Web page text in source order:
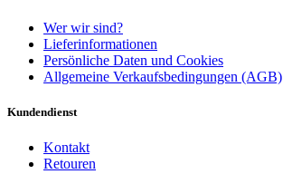
Wer wir sind?
Lieferinformationen
Persönliche Daten und Cookies
Allgemeine Verkaufsbedingungen (AGB)
Kundendienst
Kontakt
Retouren